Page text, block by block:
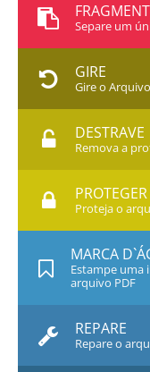
Separe um
GIRE
Gire o
DESTRAVE
Remova a
PROTEGER
Proteja o
MARCA
Estampe uma
arquivo PDF
REPARE
Repare o